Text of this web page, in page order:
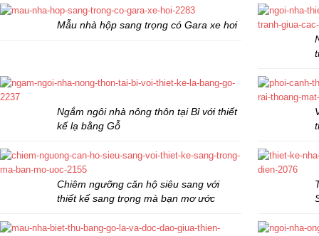
Mẫu nhà hộp sang trọng có Gara xe hơi
Ngắm ngôi nhà nông thôn tại Bỉ với thiết
kế lạ bằng Gỗ
Chiêm ngưỡng căn hộ siêu sang với
thiết kế sang trọng mà bạn mơ ước